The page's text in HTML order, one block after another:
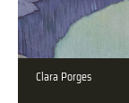
Clara Porges